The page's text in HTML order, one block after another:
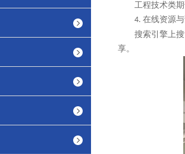
工程技术类
4. 在线资源
搜索引擎上
享。